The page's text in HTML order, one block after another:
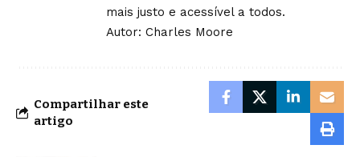
mais justo e acessível a todos.
Autor: Charles Moore
Compartilhar este
artigo